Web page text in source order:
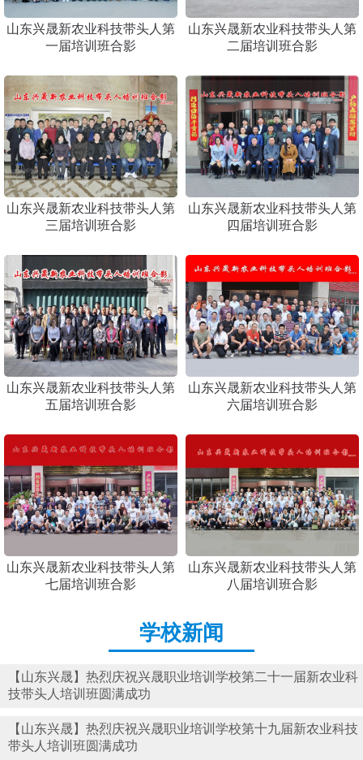
山东兴晟新农业科技带头人第
一届培训班合影
山东兴晟新农业科技带头人第
二届培训班合影
山东兴晟新农业科技带头人第
三届培训班合影
山东兴晟新农业科技带头人第
四届培训班合影
山东兴晟新农业科技带头人第
五届培训班合影
山东兴晟新农业科技带头人第
六届培训班合影
山东兴晟新农业科技带头人第
七届培训班合影
山东兴晟新农业科技带头人第
八届培训班合影
学校新闻
【山东兴晟】热烈庆祝兴晟职业培训学校第二十一届新农业科
技带头人培训班圆满成功
【山东兴晟】热烈庆祝兴晟职业培训学校第十九届新农业科技
带头人培训班圆满成功